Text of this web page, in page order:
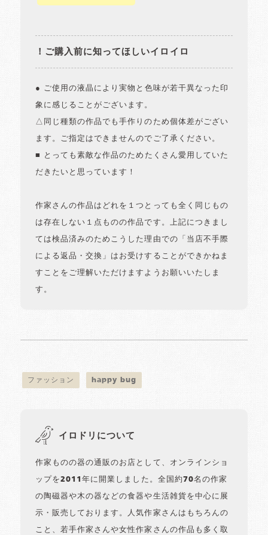
！ご購入前に知ってほしいイロイロ
● ご使用の液晶により実物と色味が若干異なった印
象に感じることがございます。
△同じ種類の作品でも手作りのため個体差がござい
ます。ご指定はできませんのでご了承ください。
■ とっても素敵な作品のためたくさん愛用していた
だきたいと思っています！
作家さんの作品はどれを１つとっても全く同じもの
は存在しない１点ものの作品です。上記につきまし
ては検品済みのためこうした理由での「当店不手際
による返品・交換」はお受けすることができかねま
すことをご理解いただけますようお願いいたしま
す。
ファッション happy bug
イロドリについて
作家ものの器の通販のお店として、オンラインショ
ップを2011年に開業しました。全国約70名の作家
の陶磁器や木の器などの食器や生活雑貨を中心に展
示・販売しております。人気作家さんはもちろんの
こと、若手作家さんや女性作家さんの作品も多く取